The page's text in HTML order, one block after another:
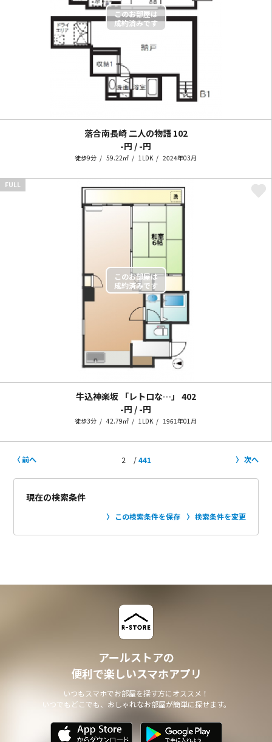
落合南長崎 二人の物語 102
-円 / -円
徒歩9分 59.22㎡ 1LDK 2024年03月
FULL
牛込神楽坂 「レトロな…」 402
-円 / -円
徒歩3分 42.79㎡ 1LDK 1961年01月
前へ 2 441 次へ
現在の検索条件
検索条件を変更
この検索条件を保存
アールストアの
便利で楽しいスマホアプリ
いつもスマホでお部屋を探す方にオススメ！
いつでもどこでも、おしゃれなお部屋が簡単に探せます。